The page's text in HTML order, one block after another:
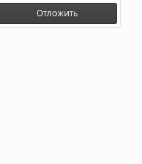
Отложить